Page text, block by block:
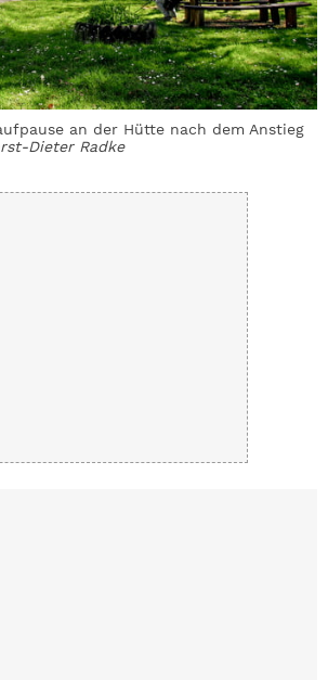
an der Hütte nach dem Anstieg
Dieter Radke